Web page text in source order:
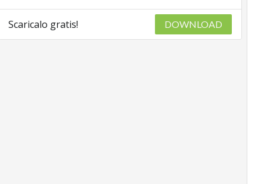
Scaricalo gratis! DOWNLOAD